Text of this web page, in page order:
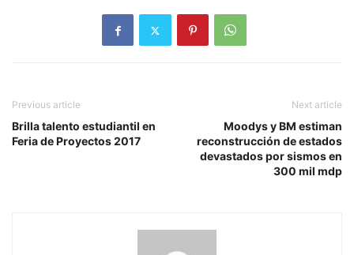
Previous article
Brilla talento estudiantil en
Feria de Proyectos 2017
Next article
Moodys y BM estiman
reconstrucción de estados
devastados por sismos en
300 mil mdp